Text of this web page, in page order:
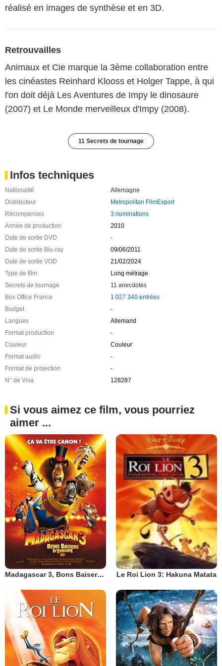
réalisé en images de synthèse et en 3D.
Retrouvailles
Animaux et Cie marque la 3ème collaboration entre
les cinéastes Reinhard Klooss et Holger Tappe, à qui
l'on doit déjà Les Aventures de Impy le dinosaure
(2007) et Le Monde merveilleux d'Impy (2008).
11 Secrets de tournage
Infos techniques
Nationalité
Allemagne
Distributeur
Metropolitan FilmExport
Récompenses
3 nominations
Année de production
2010
Date de sortie DVD
-
Date de sortie Blu-ray
09/06/2011
Date de sortie VOD
21/02/2024
Type de film
Long métrage
Secrets de tournage
11 anecdotes
Box Office France
1 027 340 entrées
Budget
-
Langues
Allemand
Format production
-
Couleur
Couleur
Format audio
-
Format de projection
-
N° de Visa
128287
Si vous aimez ce film, vous pourriez
aimer ...
Madagascar 3, Bons Baisers D’Europe Le Roi Lion 3: Hakuna Matata